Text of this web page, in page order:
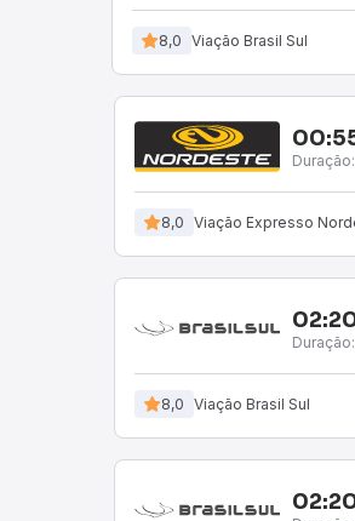
8,0 Viação Brasil Sul
Duração:
8,0 Viação Expresso
Duração:
8,0 Viação Brasil Sul